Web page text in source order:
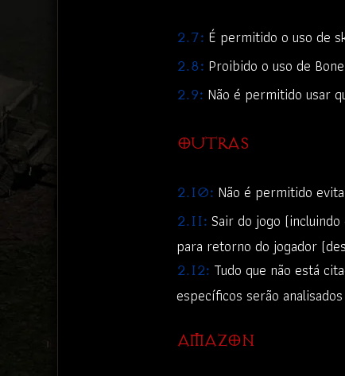
2.7: É permitido o uso de
2.8: Proibido o uso de
2.9: Não é permitido usar
OUTRAS
2.10: Não é permitido
2.11: Sair do jogo
para retorno do jogador
2.12: Tudo que não está
específicos serão
AMAZON